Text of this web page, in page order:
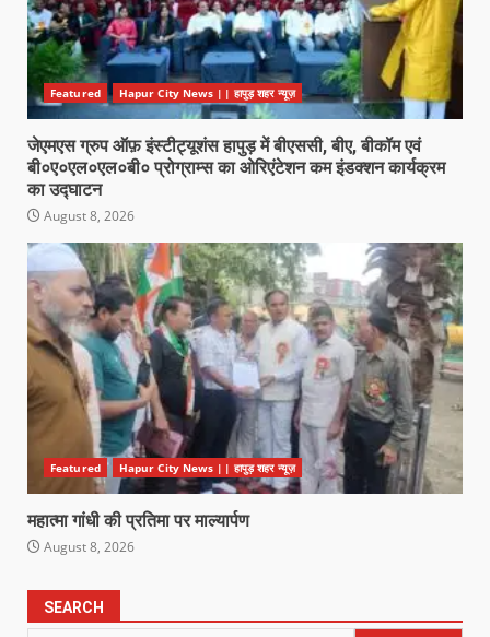
Featured Hapur City News || हापुड़ शहर न्यूज़
जेएमएस ग्रुप ऑफ़ इंस्टीट्यूशंस हापुड़ में बीएससी, बीए, बीकॉम एवं
बी०ए०एल०एल०बी० प्रोग्राम्स का ओरिएंटेशन कम इंडक्शन कार्यक्रम
का उद्घाटन
August 8, 2026
Featured Hapur City News || हापुड़ शहर न्यूज़
महात्मा गांधी की प्रतिमा पर माल्यार्पण
August 8, 2026
SEARCH